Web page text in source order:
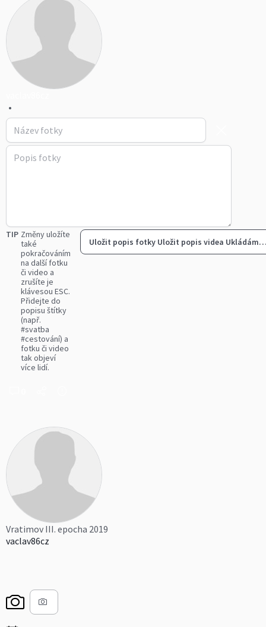
•
TIP Změny uložíte
také
pokračováním
na další fotku
či video a
zrušíte je
klávesou ESC.
Přidejte do
popisu štítky
(např.
#svatba
#cestování) a
fotku či video
tak objeví
více lidí.
Uložit popis fotky Uložit popis videa
Vratimov III. epocha 2019
vaclav86cz